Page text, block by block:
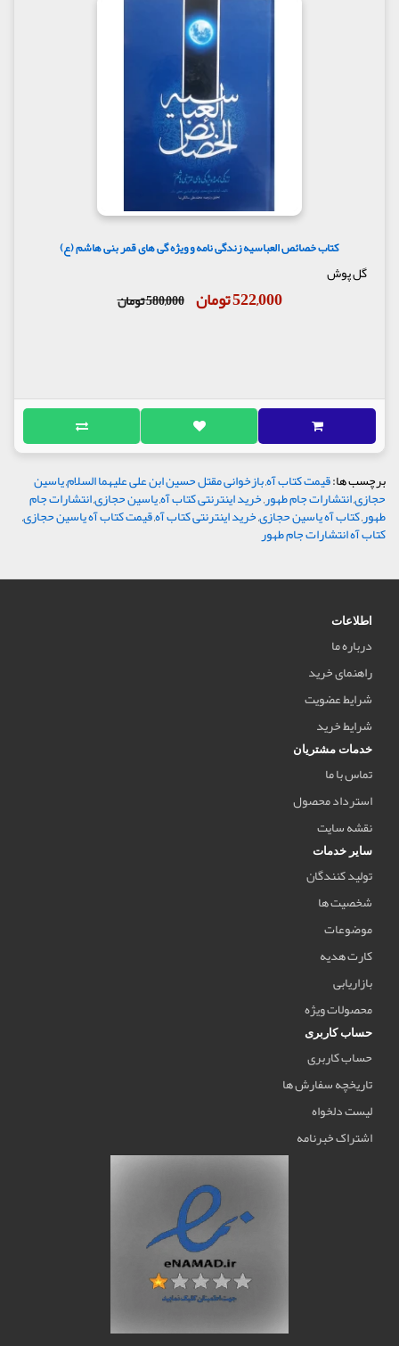
کتاب خصائص العباسیه زندگی نامه و ویژه گی های قمر بنی هاشم (ع)
گل پوش
522,000 تومان 580,000 تومان
برچسب ها:قیمت کتاب آه,بازخوانی مقتل حسین ابن علی علیهما السلام,یاسین
حجازی,انتشارات جام طهور,خرید اینترنتی کتاب آه,یاسین حجازی,انتشارات جام
طهور,کتاب آه یاسین حجازی,خرید اینترنتی کتاب آه,قیمت کتاب آه یاسین حجازی,
کتاب آه انتشارات جام طهور
اطلاعات
درباره ما
راهنمای خرید
شرایط عضویت
شرایط خرید
خدمات مشتریان
تماس با ما
استرداد محصول
نقشه سایت
سایر خدمات
تولید کنندگان
شخصیت ها
موضوعات
کارت هدیه
بازاریابی
محصولات ویژه
حساب کاربری
حساب کاربری
تاریخچه سفارش ها
لیست دلخواه
اشتراک خبرنامه